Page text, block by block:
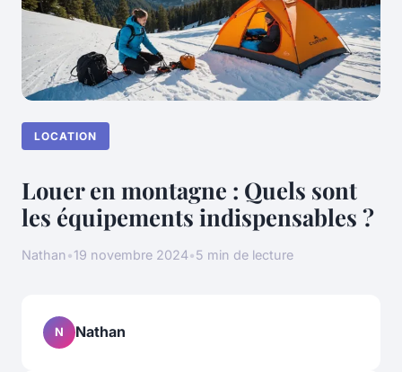
LOCATION
Louer en montagne : Quels sont
les équipements indispensables ?
Nathan•19 novembre 2024•5 min de lecture
N Nathan